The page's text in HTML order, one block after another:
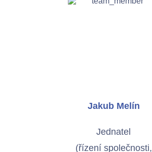
Jakub Melín
Jednatel
(řízení společnosti,